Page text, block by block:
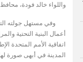
واللواء خالد فودة،
وفي مستهل جولته
المدينة في أبهى صورة